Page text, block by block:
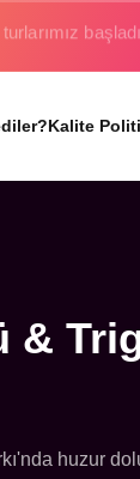
gezginin
Kalite
&
huzur